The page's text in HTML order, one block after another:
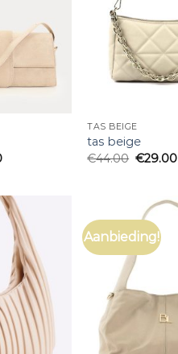
TAS BEIGE
tas beige
€44.00 €29.00
Aanbieding!